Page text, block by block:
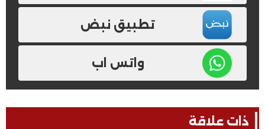
تطبيق نبض
واتس اب
ذات علاقة